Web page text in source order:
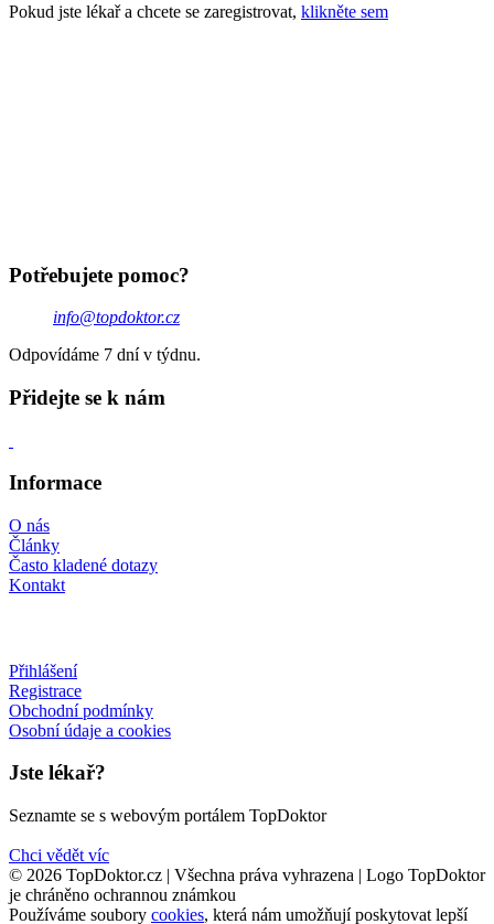
Pokud jste lékař a chcete se zaregistrovat, klikněte sem
Potřebujete pomoc?
info@topdoktor.cz
Odpovídáme 7 dní v týdnu.
Přidejte se k nám
Informace
O nás
Články
Často kladené dotazy
Kontakt
Přihlášení
Registrace
Obchodní podmínky
Osobní údaje a cookies
Jste lékař?
Seznamte se s webovým portálem TopDoktor
Chci vědět víc
© 2026 TopDoktor.cz | Všechna práva vyhrazena | Logo TopDoktor
je chráněno ochrannou známkou
Používáme soubory cookies, která nám umožňují poskytovat lepší